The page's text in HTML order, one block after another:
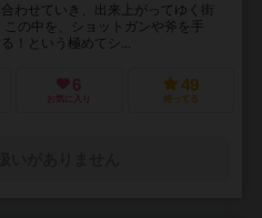
わせていき、出来上がってゆく街
の中を、ショットガンや斧を手
！という極めてシ...
6
お気に入り
49
持ってる